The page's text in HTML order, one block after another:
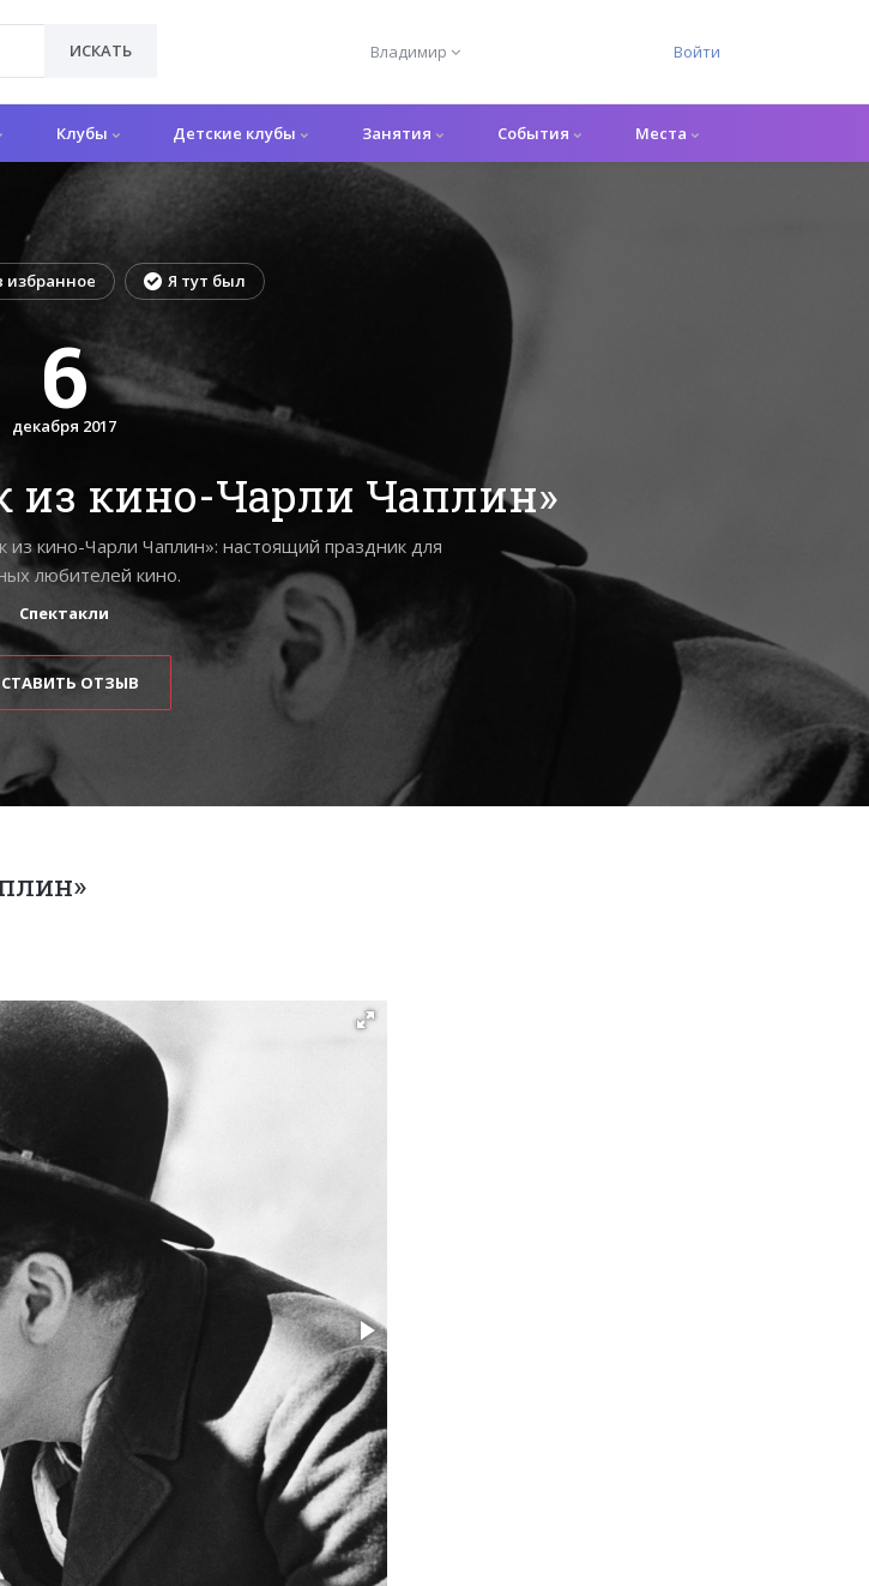
ИСКАТЬ Владимир Войти
Клубы Детские клубы Занятия События Места
избранное Я тут был
6
декабря 2017
из кино-Чарли Чаплин»
кино-Чарли Чаплин»: настоящий праздник для
любителей кино.
Спектакли
ОТЗЫВ